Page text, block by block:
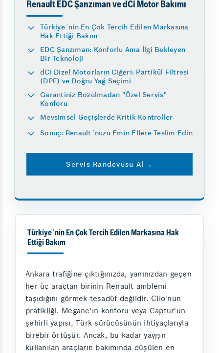
Renault EDC Şanzıman ve dCi Motor Bakımı
Türkiye´nin En Çok Tercih Edilen Markasına
Hak Ettiği Bakım
EDC Şanzıman: Konforlu Ama İlgi Bekleyen
Bir Teknoloji
dCi Dizel Motorların Ciğeri: Partikül Filtresi
(DPF) ve Doğru Yağ Seçimi
Garantiniz Bozulmadan "Özel Servis"
Konforu
Mevsimsel Geçişlerde Kritik Kontroller
Sonuç: Renault´nuzu Emin Ellere Teslim Edin
Servis Randevusu Al
Türkiye´nin En Çok Tercih Edilen Markasına Hak
Ettiği Bakım
Ankara trafiğine çıktığınızda, yanınızdan geçen
her üç araçtan birinin Renault amblemi
taşıdığını görmek tesadüf değildir. Clio'nun
pratikliği, Megane'ın konforu veya Captur'un
şehirli yapısı, Türk sürücüsünün ihtiyaçlarıyla
birebir örtüşür. Ancak, bu kadar yaygın
kullanılan araçların bakımında düşülen en